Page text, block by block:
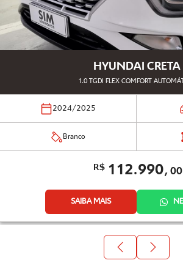
HYUNDAI CRETA
1.0 TGDI FLEX COMFORT
2024/2025
Branco
R$112.990, 00
SAIBA MAIS